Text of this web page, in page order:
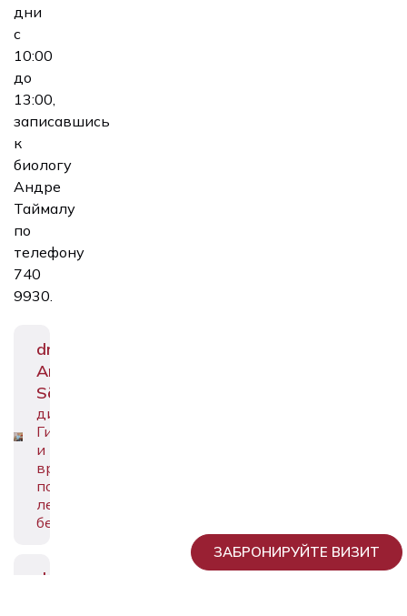
ЗАБРОНИРУЙТЕ ВИЗИТ
дни
с
10:00
до
13:00,
записавшись
к
биологу
Андре
Таймалу
по
телефону
740
9930.
dr
Andrei
Sõritsa
директор,
Гинеколог
и
врач
по
лечению
бесплодия
dr